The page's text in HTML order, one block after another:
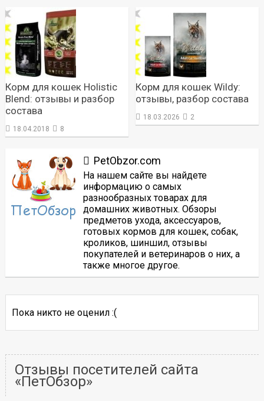
Корм для кошек Holistic
Blend: отзывы и разбор
состава
18.04.2018 8
Корм для кошек Wildy:
отзывы, разбор состава
18.03.2026 2
PetObzor.com
На нашем сайте вы найдете
информацию о самых
разнообразных товарах для
домашних животных. Обзоры
предметов ухода, аксессуаров,
готовых кормов для кошек, собак,
кроликов, шиншил, отзывы
покупателей и ветеринаров о них, а
также многое другое.
Пока никто не оценил :(
Отзывы посетителей сайта
«ПетОбзор»